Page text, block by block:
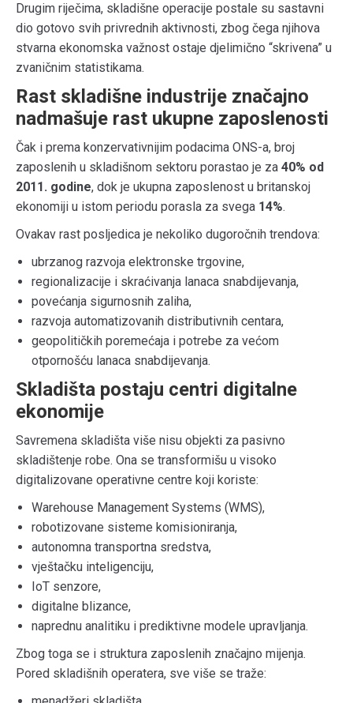
Drugim riječima, skladišne operacije postale su sastavni
dio gotovo svih privrednih aktivnosti, zbog čega njihova
stvarna ekonomska važnost ostaje djelimično “skrivena” u
zvaničnim statistikama.
Rast skladišne industrije značajno
nadmašuje rast ukupne zaposlenosti
Čak i prema konzervativnijim podacima ONS-a, broj
zaposlenih u skladišnom sektoru porastao je za 40% od
2011. godine, dok je ukupna zaposlenost u britanskoj
ekonomiji u istom periodu porasla za svega 14%.
Ovakav rast posljedica je nekoliko dugoročnih trendova:
ubrzanog razvoja elektronske trgovine,
regionalizacije i skraćivanja lanaca snabdijevanja,
povećanja sigurnosnih zaliha,
razvoja automatizovanih distributivnih centara,
geopolitičkih poremećaja i potrebe za većom
otpornošću lanaca snabdijevanja.
Skladišta postaju centri digitalne
ekonomije
Savremena skladišta više nisu objekti za pasivno
skladištenje robe. Ona se transformišu u visoko
digitalizovane operativne centre koji koriste:
Warehouse Management Systems (WMS),
robotizovane sisteme komisioniranja,
autonomna transportna sredstva,
vještačku inteligenciju,
IoT senzore,
digitalne blizance,
naprednu analitiku i prediktivne modele upravljanja.
Zbog toga se i struktura zaposlenih značajno mijenja.
Pored skladišnih operatera, sve više se traže: